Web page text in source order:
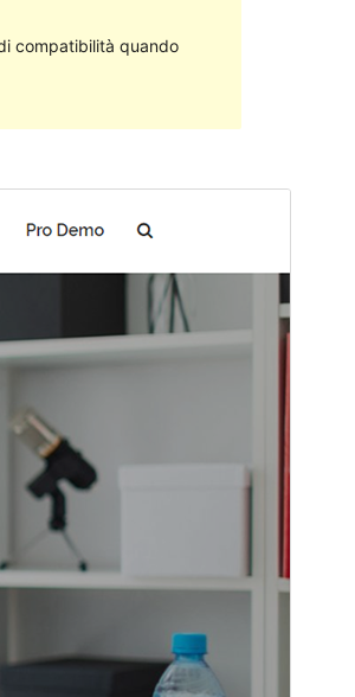
compatibilità quando
26 Ottobre 2021